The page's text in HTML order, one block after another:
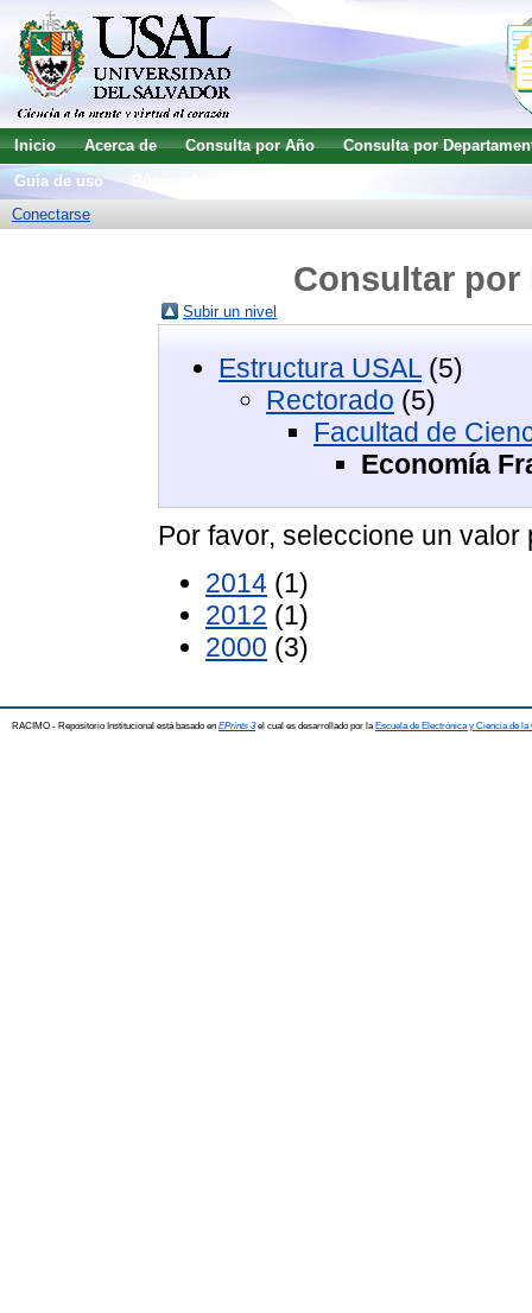
Inicio Acerca de Consulta por Año
Consulta por
Guía de uso
Conectarse
Consultar
Subir un nivel
Estructura USAL (5)
Rectorado (5)
Facultad de
Economía
Por favor, seleccione un
2014 (1)
2012 (1)
2000 (3)
RACIMO - Repositorio Institucional está basado en EPrints 3el cual es desarrollado por la Escuela de Electrónica y Ciencia de la